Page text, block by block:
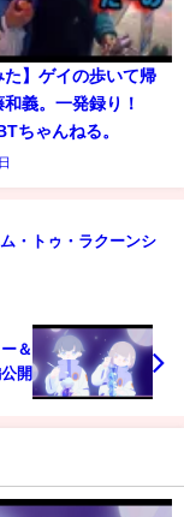
た】ゲイの歩いて帰
和義。一発録り！
ちゃんねる。
・トゥ・ラクーンシ
＆
開